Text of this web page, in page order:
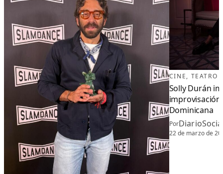
CINE, TEATRO
Solly Durán
Dominicana
Por
22 de marzo de